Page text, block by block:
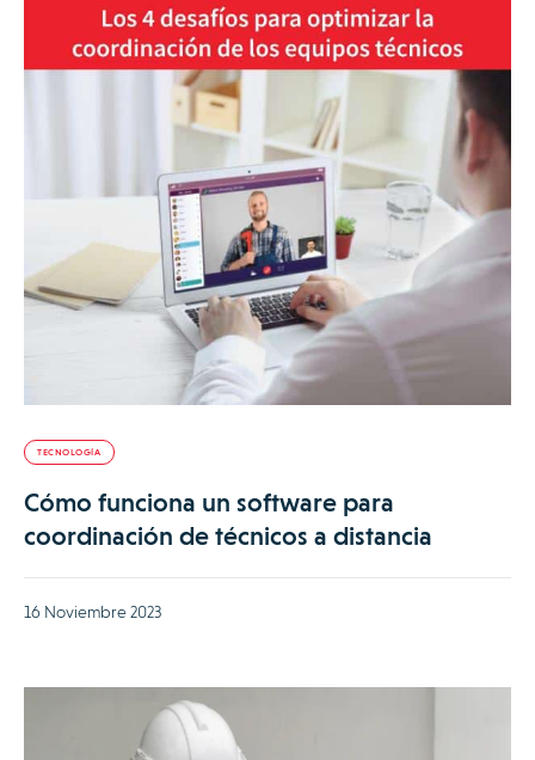
TECNOLOGÍA
Cómo funciona un software para
coordinación de técnicos a distancia
16 Noviembre 2023